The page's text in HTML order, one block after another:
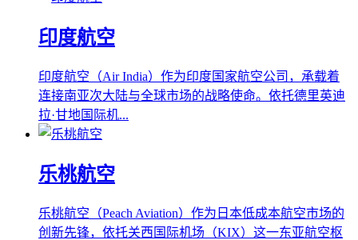
印度航空
印度航空（Air India）作为印度国家航空公司，承载着
连接南亚次大陆与全球市场的战略使命。依托德里英迪
拉·甘地国际机...
乐桃航空
乐桃航空（Peach Aviation）作为日本低成本航空市场的
创新先锋，依托关西国际机场（KIX）这一东亚航空枢